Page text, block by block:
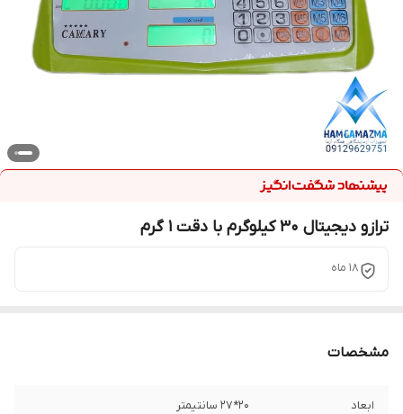
ترازو دیجیتال 30 کیلوگرم با دقت 1 گرم
18 ماه
مشخصات
ابعاد 20*27 سانتیمتر